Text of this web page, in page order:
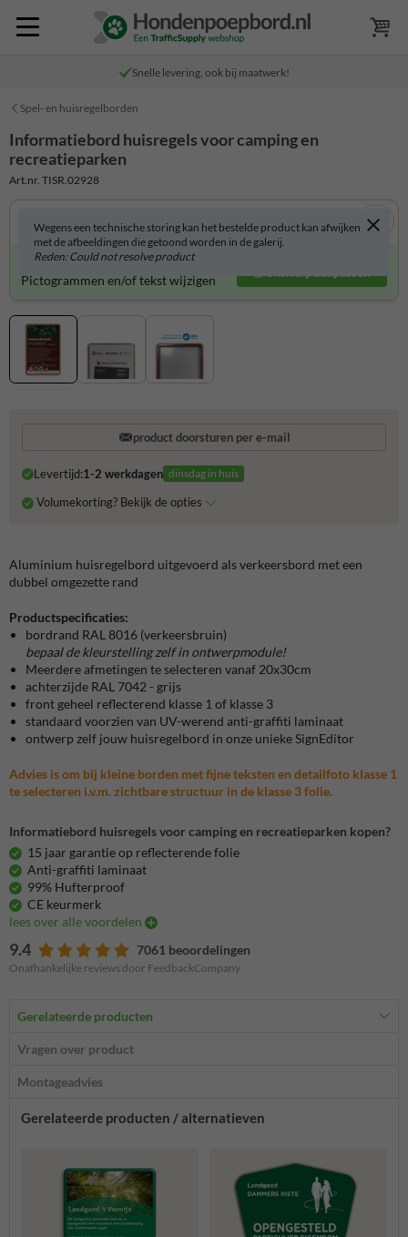
Snelle levering, ook bij maatwerk!
Spel- en huisregelborden
Informatiebord huisregels voor camping en
recreatieparken
Art.nr. TISR.02928
Wegens een technische storing kan het bestelde product kan afwijken
met de afbeeldingen die getoond worden in de galerij.
Reden: Could not resolve product
Informatiebord zelf aanpassen?
Pictogrammen en/of tekst wijzigen
Ontwerp aanpassen
product doorsturen per e-mail
Levertijd:1-2 werkdagen dinsdag in huis
Volumekorting? Bekijk de opties
Aluminium huisregelbord uitgevoerd als verkeersbord met een
dubbel omgezette rand
Productspecificaties:
bordrand RAL 8016 (verkeersbruin)
bepaal de kleurstelling zelf in ontwerpmodule!
Meerdere afmetingen te selecteren vanaf 20x30cm
achterzijde RAL 7042 - grijs
front geheel reflecterend klasse 1 of klasse 3
standaard voorzien van UV-werend anti-graffiti laminaat
ontwerp zelf jouw huisregelbord in onze unieke SignEditor
Advies is om bij kleine borden met fijne teksten en detailfoto klasse 1
te selecteren i.v.m. zichtbare structuur in de klasse 3 folie.
Informatiebord huisregels voor camping en recreatieparken kopen?
15 jaar garantie op reflecterende folie
Anti-graffiti laminaat
99% Hufterproof
CE keurmerk
lees over alle voordelen
9.4 7061 beoordelingen
Onafhankelijke reviews door FeedbackCompany
Gerelateerde producten
Vragen over product
Montageadvies
Gerelateerde producten / alternatieven